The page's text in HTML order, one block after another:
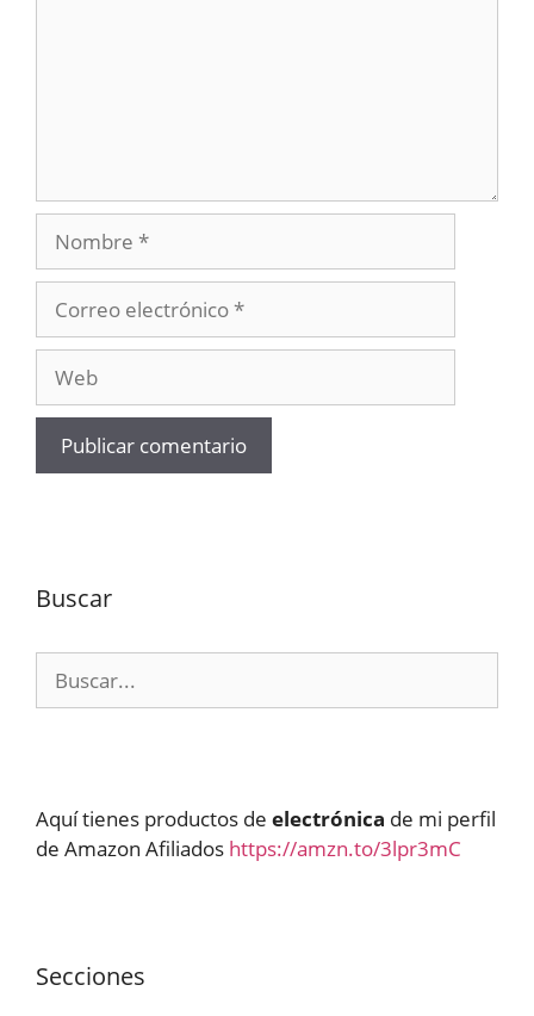
Nombre
electrónico
Buscar
Aquí tienes productos de electrónica de mi perfil
de Amazon Afiliados https://amzn.to/3lpr3mC
Secciones